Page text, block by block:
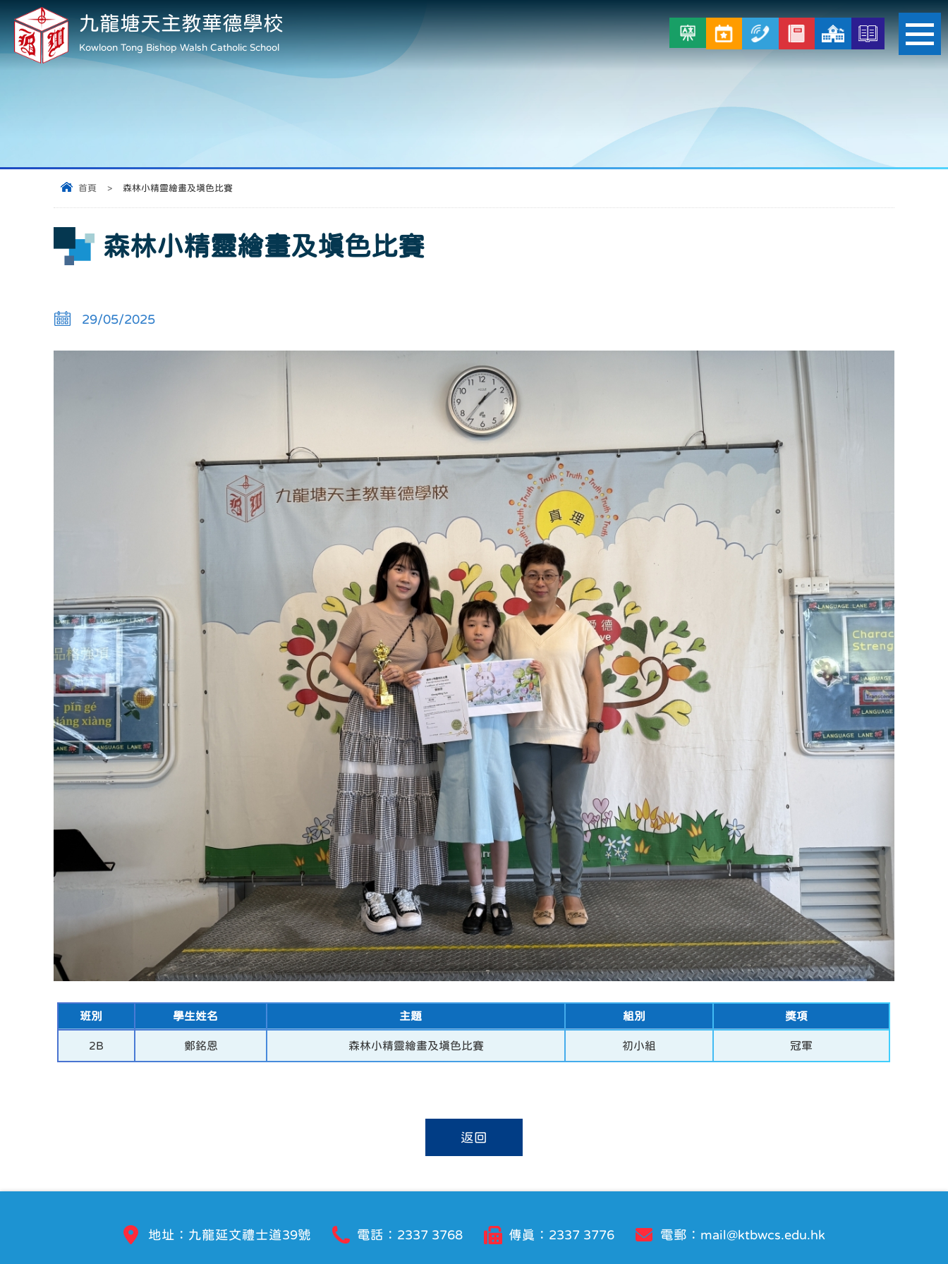
九龍塘天主教華德學校
Kowloon Tong Bishop Walsh Catholic School
首頁 > 森林小精靈繪畫及填色比賽
森林小精靈繪畫及填色比賽
29/05/2025
班別 學生姓名 主題 組別 獎項
2B 鄭銘恩 森林小精靈繪畫及填色比賽 初小組 冠軍
返回
地址：九龍延文禮士道39號 電話：2337 3768 傳真：2337 3776 電郵： mail@ktbwcs.edu.hk